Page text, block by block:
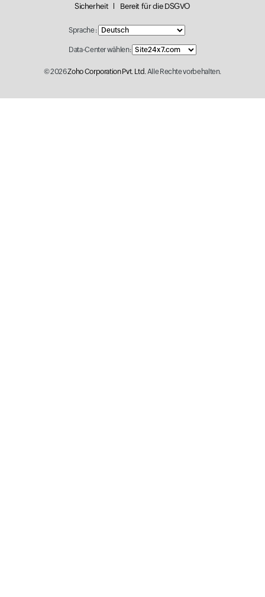
Sicherheit Bereit für die DSGVO
Sprache :
Data-Center wählen:
© 2026Zoho Corporation Pvt. Ltd. Alle Rechte vorbehalten.